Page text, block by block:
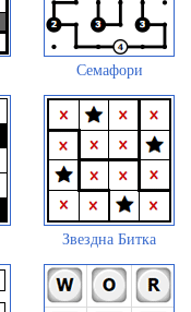
Семафори
Звездна Битка